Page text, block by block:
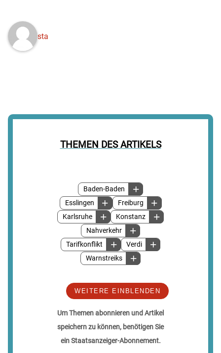
THEMEN DES ARTIKELS
Baden-Baden
Esslingen
Freiburg
Karlsruhe
Konstanz
Nahverkehr
Tarifkonflikt
Verdi
Warnstreiks
WEITERE EINBLENDEN
Um Themen abonnieren und Artikel
speichern zu können, benötigen Sie
ein Staatsanzeiger-Abonnement.
sta